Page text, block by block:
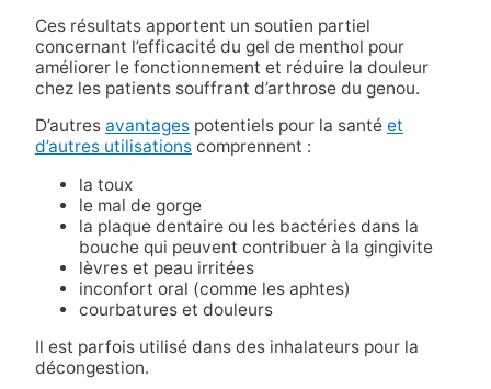
Ces résultats apportent un soutien partiel
concernant l’efficacité du gel de menthol pour
améliorer le fonctionnement et réduire la douleur
chez les patients souffrant d’arthrose du genou.
D’autres avantagespotentiels pour la santé et
d’autres utilisationscomprennent :
la toux
le mal de gorge
la plaque dentaire ou les bactéries dans la
bouche qui peuvent contribuer à la gingivite
lèvres et peau irritées
inconfort oral (comme les aphtes)
courbatures et douleurs
Il est parfois utilisé dans des inhalateurs pour la
décongestion.